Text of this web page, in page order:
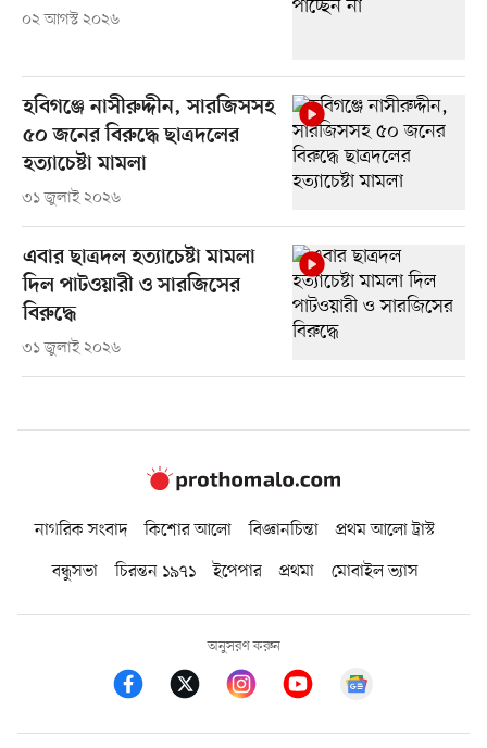
০২ আগস্ট ২০২৬
হবিগঞ্জে নাসীরুদ্দীন, সারজিসসহ
৫০ জনের বিরুদ্ধে ছাত্রদলের
হত্যাচেষ্টা মামলা
৩১ জুলাই ২০২৬
এবার ছাত্রদল হত্যাচেষ্টা মামলা
দিল পাটওয়ারী ও সারজিসের
বিরুদ্ধে
৩১ জুলাই ২০২৬
নাগরিক সংবাদ কিশোর আলো বিজ্ঞানচিন্তা
প্রথম আলো ট্রাস্ট
বন্ধুসভা
চিরন্তন ১৯৭১ ইপেপার প্রথমা মোবাইল ভ্যাস
অনুসরণ করুন